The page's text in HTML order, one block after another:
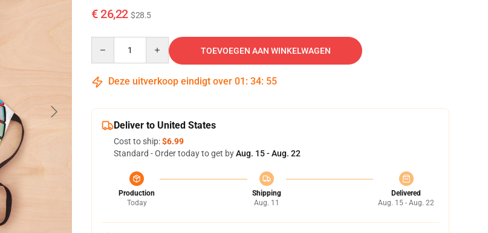
€ 26,22 $28.5
TOEVOEGEN AAN WINKELWAGEN
Deze uitverkoop eindigt over 01 : 34: 54
Deliver to United States
Cost to ship:$6.99
Standard - Order today to get byAug. 15 - Aug. 22
Production
Today
Shipping
Aug. 11
Delivered
Aug. 15 - Aug. 22